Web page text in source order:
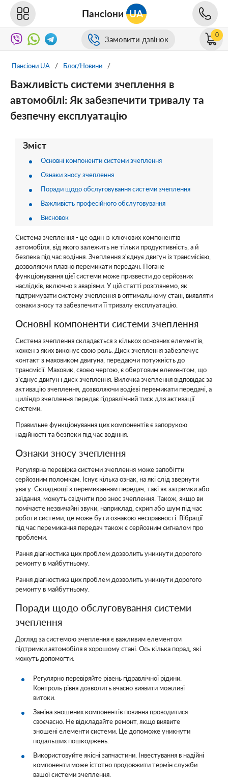
Пансіони UA
Замовити дзвінок 0
Пансіони UA / Блог/Новини /
Важливість системи зчеплення в
автомобілі: Як забезпечити тривалу та
безпечну експлуатацію
Зміст
Основні компоненти системи зчеплення
Ознаки зносу зчеплення
Поради щодо обслуговування системи зчеплення
Важливість професійного обслуговування
Висновок
Система зчеплення - це один із ключових компонентів
автомобіля, від якого залежить не тільки продуктивність, а й
безпека під час водіння. Зчеплення з'єднує двигун із трансмісією,
дозволяючи плавно перемикати передачі. Погане
функціонування цієї системи може призвести до серйозних
наслідків, включно з аваріями. У цій статті розглянемо, як
підтримувати систему зчеплення в оптимальному стані, виявляти
ознаки зносу та забезпечити її тривалу експлуатацію.
Основні компоненти системи зчеплення
Система зчеплення складається з кількох основних елементів,
кожен з яких виконує свою роль. Диск зчеплення забезпечує
контакт з маховиком двигуна, передаючи потужність до
трансмісії. Маховик, своєю чергою, є обертовим елементом, що
з'єднує двигун і диск зчеплення. Вилочка зчеплення відповідає за
активацію зчеплення, дозволяючи водієві перемикати передачі, а
циліндр зчеплення передає гідравлічний тиск для активації
системи.
Правильне функціонування цих компонентів є запорукою
надійності та безпеки під час водіння.
Ознаки зносу зчеплення
Регулярна перевірка системи зчеплення може запобігти
серйозним поломкам. Існує кілька ознак, на які слід звернути
увагу. Складнощі з перемиканням передач, такі як затримки або
заїдання, можуть свідчити про знос зчеплення. Також, якщо ви
помічаєте незвичайні звуки, наприклад, скрип або шум під час
роботи системи, це може бути ознакою несправності. Вібрації
під час перемикання передач також є серйозним сигналом про
проблеми.
Рання діагностика цих проблем дозволить уникнути дорогого
ремонту в майбутньому.
Рання діагностика цих проблем дозволить уникнути дорогого
ремонту в майбутньому.
Поради щодо обслуговування системи
зчеплення
Догляд за системою зчеплення є важливим елементом
підтримки автомобіля в хорошому стані. Ось кілька порад, які
можуть допомогти:
Регулярно перевіряйте рівень гідравлічної рідини.
Контроль рівня дозволить вчасно виявити можливі
витоки.
Заміна зношених компонентів повинна проводитися
своєчасно. Не відкладайте ремонт, якщо виявите
зношені елементи системи. Це допоможе уникнути
подальших пошкоджень.
Використовуйте якісні запчастини. Інвестування в надійні
компоненти може істотно продовжити термін служби
вашої системи зчеплення.